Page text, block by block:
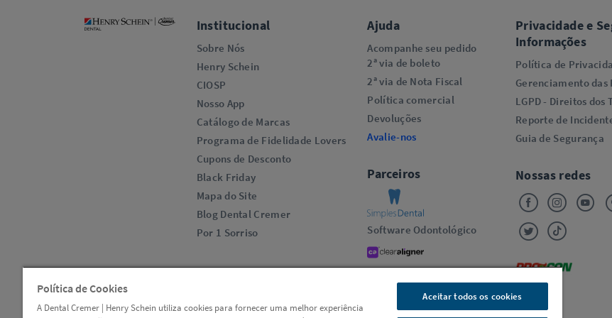
Institucional
Sobre Nós
Henry Schein
CIOSP
Nosso App
Catálogo de Marcas
Programa de Fidelidade Lovers​
Cupons de Desconto
Black Friday
Mapa do Site
Blog Dental Cremer
Por 1 Sorriso
Ajuda
Acompanhe seu pedido
2ª via de boleto
2ª via de Nota Fiscal
Política comercial
Devoluções
Avalie-nos
Parceiros
Software Odontológico
Alinhadores Transparentes
Oral-B
Privacidade e
Informações
Política de
Gerenciamento
LGPD - Direitos dos
Reporte de
Guia de Segurança
Nossas redes
Política de Cookies
A Dental Cremer | Henry Schein utiliza cookies para fornecer uma melhor experiência
Aceitar todos os cookies